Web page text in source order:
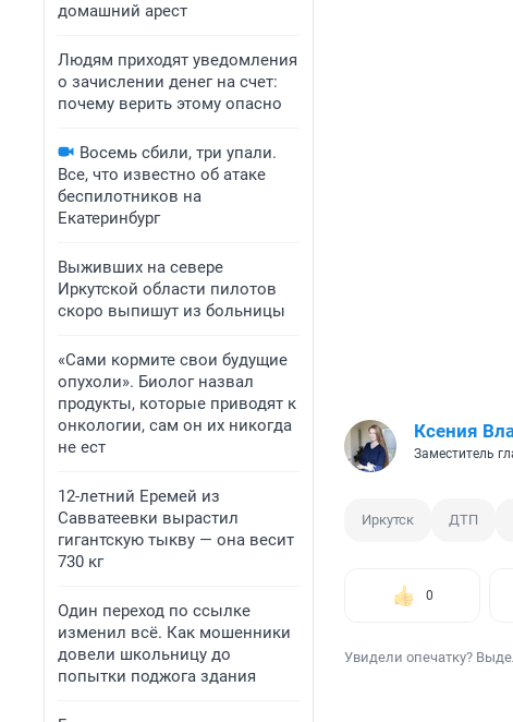
домашний арест
Людям приходят уведомления
о зачислении денег на счет:
почему верить этому опасно
Восемь сбили, три упали.
Все, что известно об атаке
беспилотников на
Екатеринбург
Выживших на севере
Иркутской области пилотов
скоро выпишут из больницы
«Сами кормите свои будущие
опухоли». Биолог назвал
продукты, которые приводят к
онкологии, сам он их никогда
не ест
12-летний Еремей из
Савватеевки вырастил
гигантскую тыкву — она весит
730 кг
Один переход по ссылке
изменил всё. Как мошенники
довели школьницу до
попытки поджога здания
Ксения
Заместитель
Иркутск ДТП
0
Увидели опечатку?